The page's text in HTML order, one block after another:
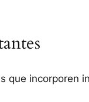
que incorporen